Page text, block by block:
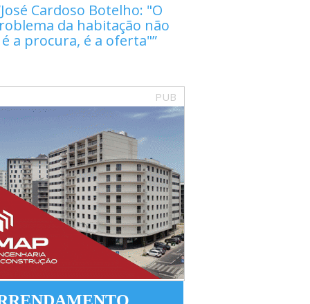
José Cardoso Botelho: "O
da habitação não
é a procura, é a oferta"
PUB